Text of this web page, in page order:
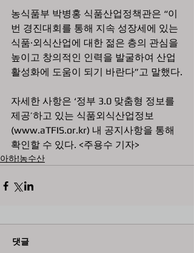
농식품부 박병홍 식품산업정책관은 “이
번 경진대회를 통해 지속 성장세에 있는
식품·외식산업에 대한 젊은 층의 관심을
높이고 창의적인 인력을 발굴하여 산업
활성화에 도움이 되기 바란다”고 말했다.
자세한 사항은 ‘정부 3.0 맞춤형 정보를
제공’하고 있는 식품외식산업정보
(www.aTFIS.or.kr) 내 공지사항을 통해
확인할 수 있다. <주용수 기자>
아하!농수산
댓글